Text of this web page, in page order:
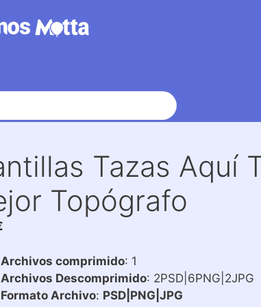
Tazas Aquí
Topógrafo
Archivos comprimido: 1
Archivos Descomprimido: 2PSD|6PNG|2JPG
Formato Archivo: PSD|PNG|JPG